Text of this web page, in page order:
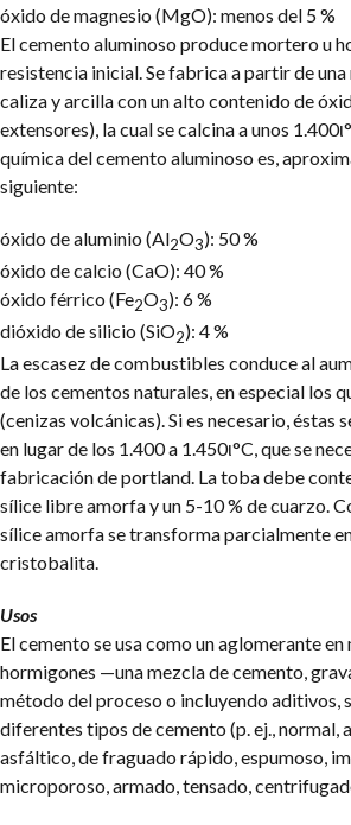
óxido de magnesio (MgO): menos del 5 %
El cemento aluminoso produce mortero u
resistencia inicial. Se fabrica a partir de
caliza y arcilla con un alto contenido de
extensores), la cual se calcina a unos
química del cemento aluminoso es,
siguiente:
óxido de aluminio (Al2O3): 50 %
óxido de calcio (CaO): 40 %
óxido férrico (Fe2O3): 6 %
dióxido de silicio (SiO2): 4 %
La escasez de combustibles conduce al
de los cementos naturales, en especial los
(cenizas volcánicas). Si es necesario, éstas
en lugar de los 1.400 a 1.450ι°C, que se
fabricación de portland. La toba debe
sílice libre amorfa y un 5-10 % de cuarzo.
sílice amorfa se transforma parcialmente
cristobalita.
Usos
El cemento se usa como un aglomerante
hormigones —una mezcla de cemento,
método del proceso o incluyendo aditivos,
diferentes tipos de cemento (p. ej., normal,
asfáltico, de fraguado rápido, espumoso,
microporoso, armado, tensado,